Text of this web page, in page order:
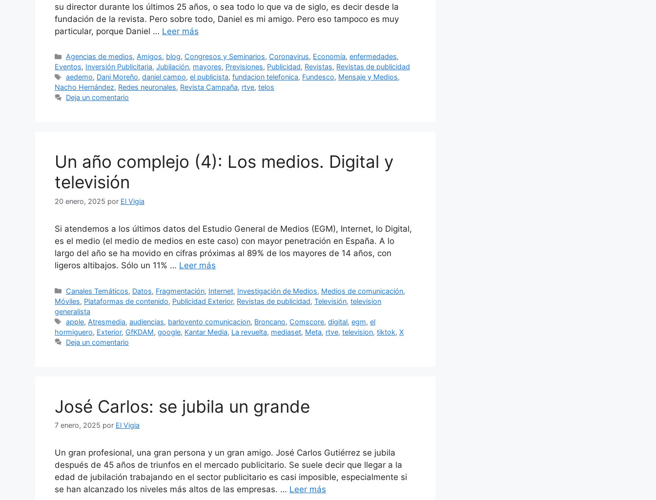
su director durante los últimos 25 años, o sea todo lo que va de siglo, es decir desde la
fundación de la revista. Pero sobre todo, Daniel es mi amigo. Pero eso tampoco es muy
particular, porque Daniel … Leer más
Categorías
Agencias de medios,Amigos, blog, Congresos y Seminarios, Coronavirus, Economía,enfermedades,
Eventos, Inversión Publicitaria, Jubilación, mayores, Previsiones, Publicidad, Revistas, Revistas de publicidad
Etiquetas
aedemo, Dani Moreño,daniel campo,el publicista,fundacion telefonica, Fundesco, Mensaje y Medios,
Nacho Hernández, Redes neuronales, Revista Campaña, rtve, telos
Deja un comentario
Un año complejo (4): Los medios. Digital y
televisión
20 enero, 2025 por El Vigia
Si atendemos a los últimos datos del Estudio General de Medios (EGM), Internet, lo Digital,
es el medio (el medio de medios en este caso) con mayor penetración en España. A lo
largo del año se ha movido en cifras próximas al 89% de los mayores de 14 años, con
ligeros altibajos. Sólo un 11% … Leer más
Categorías
Canales Temáticos, Datos, Fragmentación, Internet, Investigación de Medios, Medios de comunicación,
Móviles, Plataformas de contenido, Publicidad Exterior, Revistas de publicidad, Televisión, television
generalista
Etiquetas
apple, Atresmedia,audiencias, barlovento comunicacion, Broncano, Comscore,digital,egm,el
hormiguero, Exterior, GfKDAM, google, Kantar Media, La revuelta, mediaset, Meta, rtve, television, tiktok, X
Deja un comentario
José Carlos: se jubila un grande
7 enero, 2025 por El Vigia
Un gran profesional, una gran persona y un gran amigo. José Carlos Gutiérrez se jubila
después de 45 años de triunfos en el mercado publicitario. Se suele decir que llegar a la
edad de jubilación trabajando en el sector publicitario es casi imposible, especialmente si
se han alcanzado los niveles más altos de las empresas. … Leer más